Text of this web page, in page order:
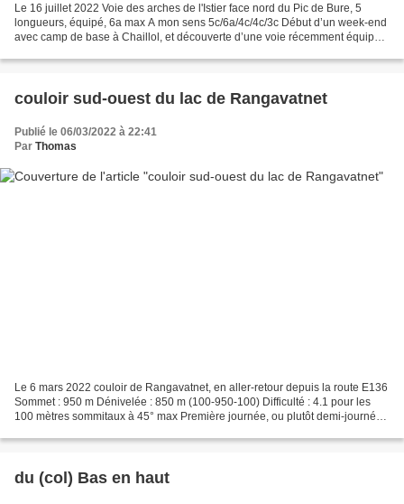
Le 16 juillet 2022 Voie des arches de l'Istier face nord du Pic de Bure, 5
longueurs, équipé, 6a max A mon sens 5c/6a/4c/4c/3c Début d’un week-end
avec camp de base à Chaillol, et découverte d’une voie récemment équipée
couloir sud-ouest du lac de Rangavatnet
Publié le 06/03/2022 à 22:41
Par Thomas
Le 6 mars 2022 couloir de Rangavatnet, en aller-retour depuis la route E136
Sommet : 950 m Dénivelée : 850 m (100-950-100) Difficulté : 4.1 pour les
100 mètres sommitaux à 45° max Première journée, ou plutôt demi-journée
du (col) Bas en haut